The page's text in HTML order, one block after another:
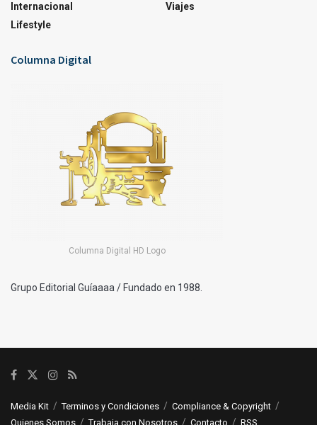
Internacional
Lifestyle
Viajes
Columna Digital
Columna Digital HD Logo
Grupo Editorial Guíaaaa / Fundado en 1988.
Media Kit Terminos y Condiciones
Compliance & Copyright
Quienes Somos
Trabaja con Nosotros Contacto RSS